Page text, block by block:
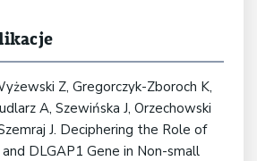
Z, Gregorczyk-Zboroch K,
A, Szewińska J, Orzechowski
Szemraj J. Deciphering the Role of
DLGAP1 Gene in Non-small